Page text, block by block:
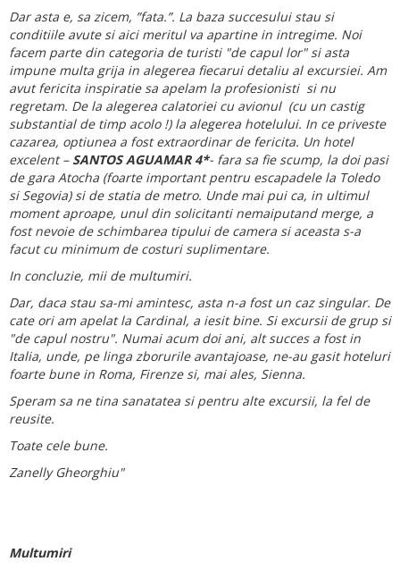
Dar asta e, sa zicem, ”fata.”. La baza succesului stau si
conditiile avute si aici meritul va apartine in intregime. Noi
facem parte din categoria de turisti "de capul lor" si asta
impune multa grija in alegerea fiecarui detaliu al excursiei. Am
avut fericita inspiratie sa apelam la profesionisti si nu
regretam. De la alegerea calatoriei cu avionul (cu un castig
substantial de timp acolo !) la alegerea hotelului. In ce priveste
cazarea, optiunea a fost extraordinar de fericita. Un hotel
excelent – SANTOS AGUAMAR 4*- fara sa fie scump, la doi pasi
de gara Atocha (foarte important pentru escapadele la Toledo
si Segovia) si de statia de metro. Unde mai pui ca, in ultimul
moment aproape, unul din solicitanti nemaiputand merge, a
fost nevoie de schimbarea tipului de camera si aceasta s-a
facut cu minimum de costuri suplimentare.
In concluzie, mii de multumiri.
Dar, daca stau sa-mi amintesc, asta n-a fost un caz singular. De
cate ori am apelat la Cardinal, a iesit bine. Si excursii de grup si
"de capul nostru". Numai acum doi ani, alt succes a fost in
Italia, unde, pe linga zborurile avantajoase, ne-au gasit hoteluri
foarte bune in Roma, Firenze si, mai ales, Sienna.
Speram sa ne tina sanatatea si pentru alte excursii, la fel de
reusite.
Toate cele bune.
Zanelly Gheorghiu"
Multumiri